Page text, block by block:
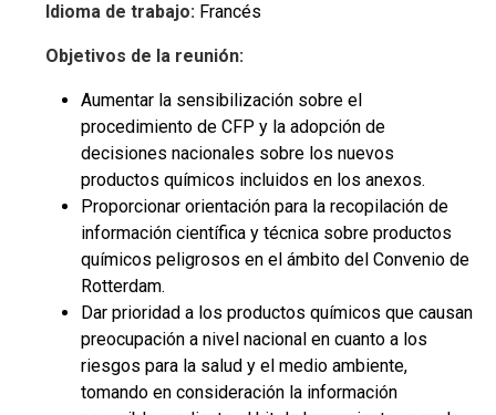
Idioma de trabajo: Francés
Objetivos de la reunión:
Aumentar la sensibilización sobre el
procedimiento de CFP y la adopción de
decisiones nacionales sobre los nuevos
productos químicos incluidos en los anexos.
Proporcionar orientación para la recopilación de
información científica y técnica sobre productos
químicos peligrosos en el ámbito del Convenio de
Rotterdam.
Dar prioridad a los productos químicos que causan
preocupación a nivel nacional en cuanto a los
riesgos para la salud y el medio ambiente,
tomando en consideración la información